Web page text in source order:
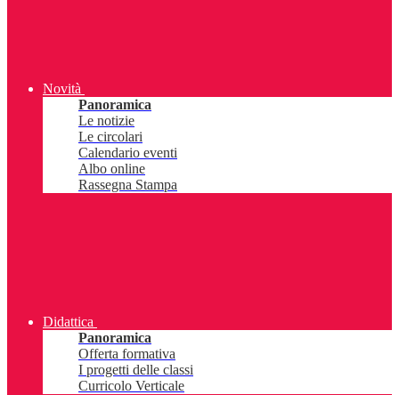
Novità
Panoramica
Le notizie
Le circolari
Calendario eventi
Albo online
Rassegna Stampa
Didattica
Panoramica
Offerta formativa
I progetti delle classi
Curricolo Verticale